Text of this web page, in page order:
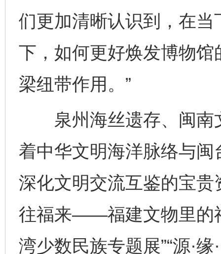
们更加清晰认识到，在
下，如何更好焕发博物
梁纽带作用。”
泉州海丝遗存、闽南
着中华文明海洋脉络与
深化文明交流互鉴的宝贵
往福来——福建文物里的
湾少数民族专题展”“源·